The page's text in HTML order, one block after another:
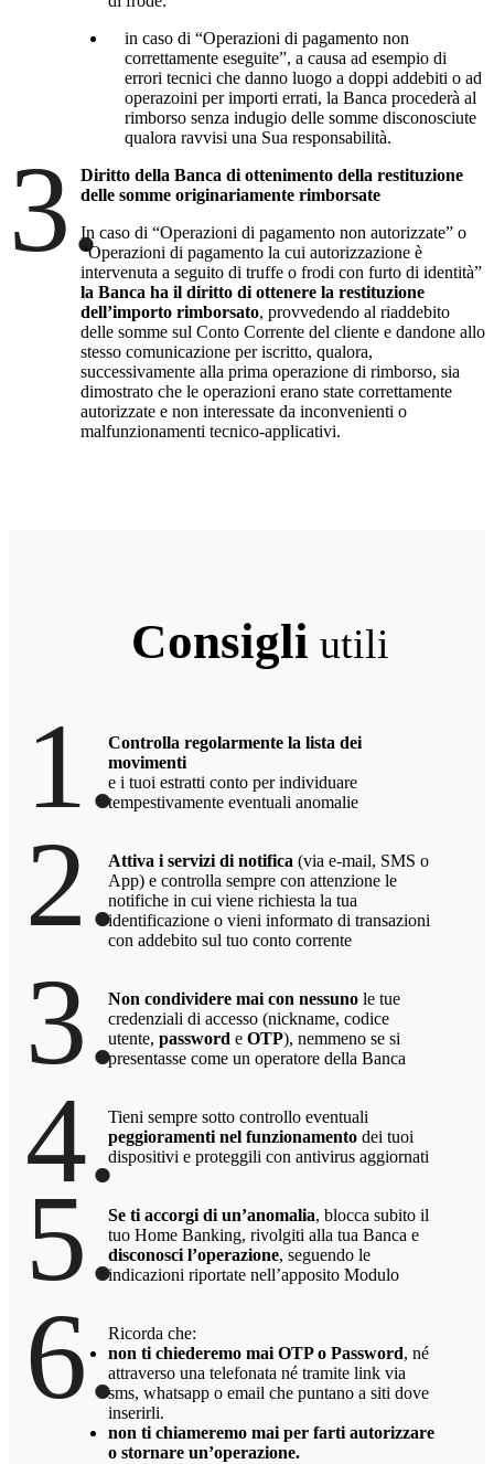
in caso di “Operazioni di pagamento non
correttamente eseguite”, a causa ad esempio di
errori tecnici che danno luogo a doppi addebiti o ad
operazoini per importi errati, la Banca procederà al
rimborso senza indugio delle somme disconosciute
qualora ravvisi una Sua responsabilità.
3.Diritto della Banca di ottenimento della restituzione
delle somme originariamente rimborsate
In caso di “Operazioni di pagamento non autorizzate” o
“Operazioni di pagamento la cui autorizzazione è
intervenuta a seguito di truffe o frodi con furto di identità”
la Banca ha il diritto di ottenere la restituzione
dell’importo rimborsato, provvedendo al riaddebito
delle somme sul Conto Corrente del cliente e dandone allo
stesso comunicazione per iscritto, qualora,
successivamente alla prima operazione di rimborso, sia
dimostrato che le operazioni erano state correttamente
autorizzate e non interessate da inconvenienti o
malfunzionamenti tecnico-applicativi.
Consigli utili
1.Controlla regolarmente la lista dei
movimenti
e i tuoi estratti conto per individuare
tempestivamente eventuali anomalie
2.Attiva i servizi di notifica (via e-mail, SMS o
App) e controlla sempre con attenzione le
notifiche in cui viene richiesta la tua
identificazione o vieni informato di transazioni
con addebito sul tuo conto corrente
3.Non condividere mai con nessuno le tue
credenziali di accesso (nickname, codice
utente, password e OTP), nemmeno se si
presentasse come un operatore della Banca
4.Tieni sempre sotto controllo eventuali
peggioramenti nel funzionamento dei tuoi
dispositivi e proteggili con antivirus aggiornati
5.Se ti accorgi di un’anomalia, blocca subito il
tuo Home Banking, rivolgiti alla tua Banca e
disconosci l’operazione, seguendo le
indicazioni riportate nell’apposito Modulo
6.Ricorda che:
non ti chiederemo mai OTP o Password, né
attraverso una telefonata né tramite link via
sms, whatsapp o email che puntano a siti dove
inserirli.
non ti chiameremo mai per farti autorizzare
o stornare un’operazione.